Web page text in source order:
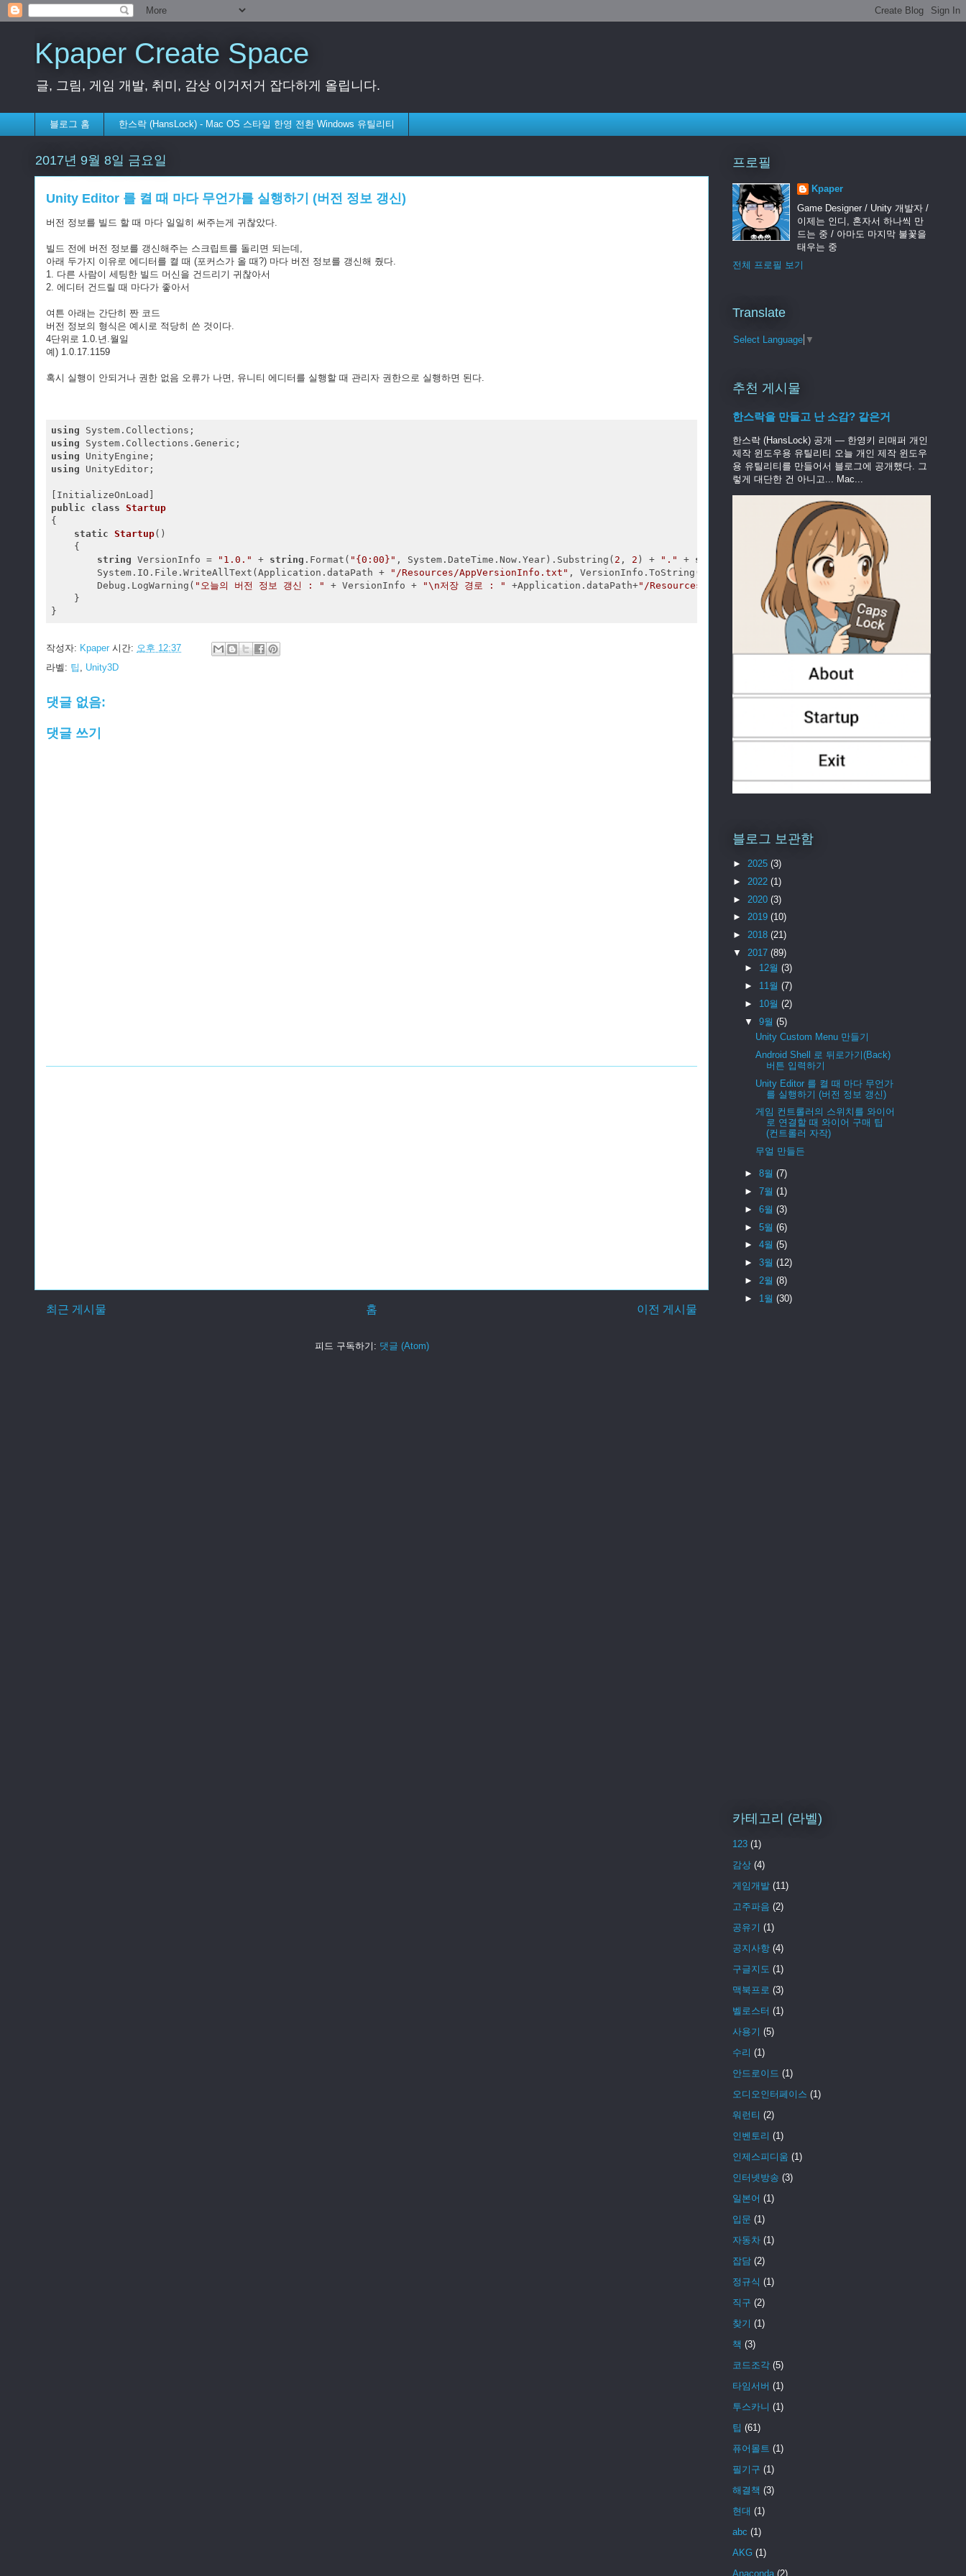
Kpaper Create Space
글, 그림, 게임 개발, 취미, 감상 이거저거 잡다하게 올립니다.
블로그 홈 한스락 (HansLock) - Mac OS 스타일 한영 전환 Windows 유틸리티
2017년 9월 8일 금요일
Unity Editor 를 켤 때 마다 무언가를 실행하기 (버전 정보 갱신)
버전 정보를 빌드 할 때 마다 일일히 써주는게 귀찮았다.
빌드 전에 버전 정보를 갱신해주는 스크립트를 돌리면 되는데,
아래 두가지 이유로 에디터를 켤 때 (포커스가 올 때?) 마다 버전 정보를 갱신해 줬다.
1. 다른 사람이 세팅한 빌드 머신을 건드리기 귀찮아서
2. 에디터 건드릴 때 마다가 좋아서
여튼 아래는 간단히 짠 코드
버전 정보의 형식은 예시로 적당히 쓴 것이다.
4단위로 1.0.년.월일
예) 1.0.17.1159
혹시 실행이 안되거나 권한 없음 오류가 나면, 유니티 에디터를 실행할 때 관리자 권한으로 실행하면 된다.
using
using
using
using UnityEditor;
public
class Startup
{
static Startup( )
{
string VersionInfo = "1.0." + string .Format( "{0:00}" , System.DateTime.Now.Year).Substring( 2 , 2 ) + "." + string "{0:00}",
        System.IO.File.WriteAllText(Application.dataPath +
"/Resources/AppVersionInfo.txt" , VersionInfo.ToString());
        Debug.LogWarning(
"오늘의 버전 정보 갱신 : " + VersionInfo + "\n저장 경로 : " +Application.dataPath+"/Resources/AppVersionInfo.txt"
);
    }
}
작성자: Kpaper 시간: 오후 12:37
라벨: 팁 Unity3D
댓글 없음:
댓글 쓰기
최근 게시물 이전 게시물
홈
피드 구독하기: 댓글 (Atom)
프로필
Kpaper
Game Designer / Unity 개발자 /
이제는 인디, 혼자서 하나씩 만
드는 중 / 아마도 마지막 불꽃을
태우는 중
전체 프로필 보기
Translate
Select Language ▼
추천 게시물
한스락을 만들고 난 소감? 같은거
한스락 (HansLock) 공개 — 한영키 리매퍼 개인
제작 윈도우용 유틸리티 오늘 개인 제작 윈도우
용 유틸리티를 만들어서 블로그에 공개했다. 그
렇게 대단한 건 아니고... Mac...
블로그 보관함
► 2025 (3)
► 2022 (1)
► 2020 (3)
► 2019 (10)
► 2018 (21)
▼ 2017 (89)
► 12월 (3)
► 11월 (7)
► 10월 (2)
▼ 9월 (5)
Unity Custom Menu 만들기
Android Shell 로 뒤로가기(Back)
버튼 입력하기
Unity Editor 를 켤 때 마다 무언가
를 실행하기 (버전 정보 갱신)
게임 컨트롤러의 스위치를 와이어
로 연결할 때 와이어 구매 팁
(컨트롤러 자작)
무얼 만들든
► 8월 (7)
► 7월 (1)
► 6월 (3)
► 5월 (6)
► 4월 (5)
► 3월 (12)
► 2월 (8)
► 1월 (30)
카테고리 (라벨)
123 (1)
감상 (4)
게임개발 (11)
고주파음 (2)
공유기 (1)
공지사항 (4)
구글지도 (1)
맥북프로 (3)
벨로스터 (1)
사용기 (5)
수리 (1)
안드로이드 (1)
오디오인터페이스 (1)
워런티 (2)
인벤토리 (1)
인제스피디움 (1)
인터넷방송 (3)
일본어 (1)
입문 (1)
자동차 (1)
잡담 (2)
정규식 (1)
직구 (2)
찾기 (1)
책 (3)
코드조각 (5)
타임서버 (1)
투스카니 (1)
팁 (61)
퓨어몰트 (1)
필기구 (1)
해결책 (3)
현대 (1)
abc (1)
AKG (1)
Anaconda (2)